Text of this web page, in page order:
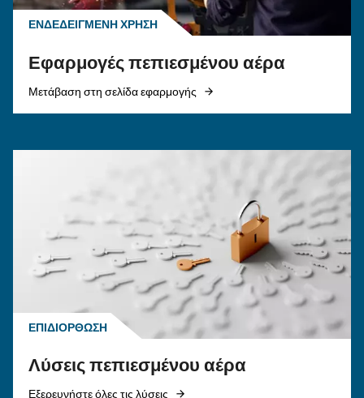
Οι κύριες Συχνές
τον πεπιεσμένο αέρα
Αυτές οι Συχνές Ερωτήσεις για τον
συνοψίζουν τις περισσότερες συχνές
απαντήσεις σχετικά με τον πεπιεσμένο αέρα.
Καθαρίστε τις ιδέες σας!